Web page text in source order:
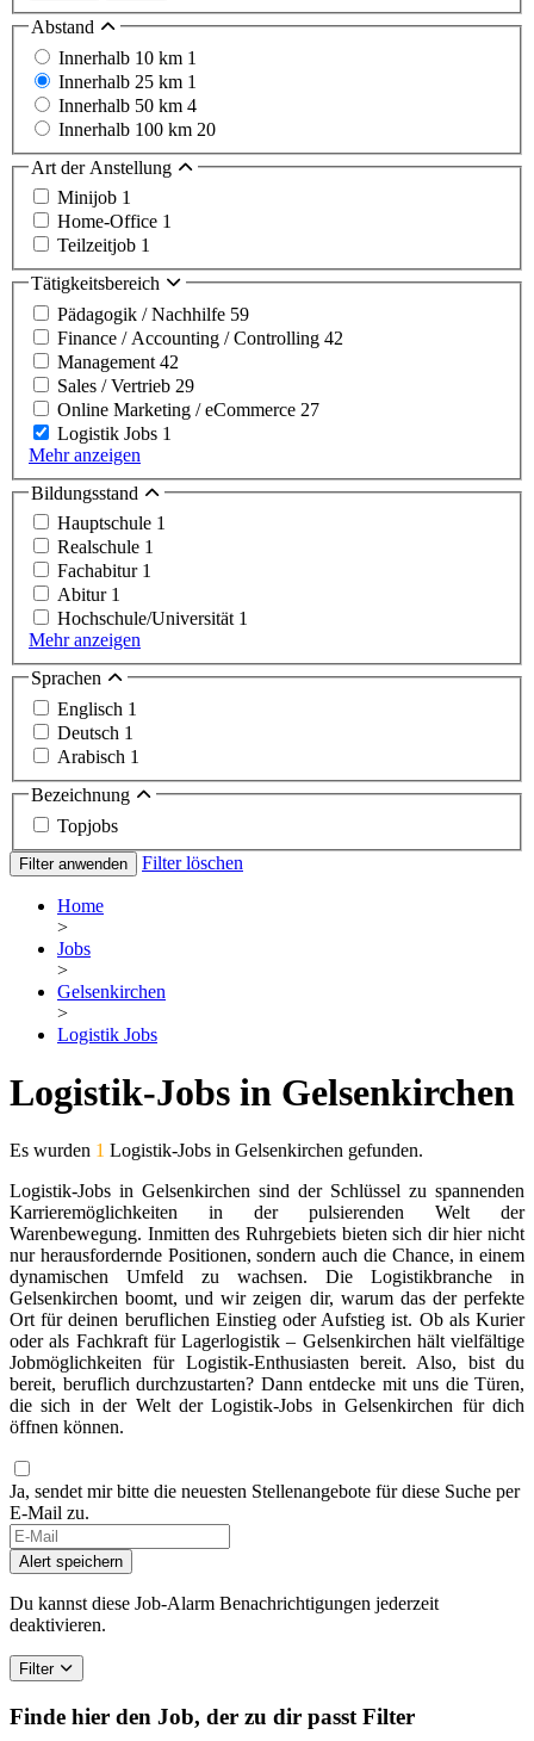
Abstand
Innerhalb 10 km 1
Innerhalb 25 km 1
Innerhalb 50 km 4
Innerhalb 100 km 20
Art der Anstellung
Minijob 1
Home-Office 1
Teilzeitjob 1
Tätigkeitsbereich
Pädagogik / Nachhilfe 59
Finance / Accounting / Controlling 42
Management 42
Sales / Vertrieb 29
Online Marketing / eCommerce 27
Logistik Jobs 1
Mehr anzeigen
Bildungsstand
Hauptschule 1
Realschule 1
Fachabitur 1
Abitur 1
Hochschule/Universität 1
Mehr anzeigen
Sprachen
Englisch 1
Deutsch 1
Arabisch 1
Bezeichnung
Topjobs
Filter anwenden Filter löschen
Home
>
Jobs
>
Gelsenkirchen
>
Logistik Jobs
Logistik-Jobs in Gelsenkirchen
Es wurden 1 Logistik-Jobs in Gelsenkirchen gefunden.
Logistik-Jobs in Gelsenkirchen sind der Schlüssel zu spannenden
Karrieremöglichkeiten in der pulsierenden Welt der
Warenbewegung. Inmitten des Ruhrgebiets bieten sich dir hier nicht
nur herausfordernde Positionen, sondern auch die Chance, in einem
dynamischen Umfeld zu wachsen. Die Logistikbranche in
Gelsenkirchen boomt, und wir zeigen dir, warum das der perfekte
Ort für deinen beruflichen Einstieg oder Aufstieg ist. Ob als Kurier
oder als Fachkraft für Lagerlogistik – Gelsenkirchen hält vielfältige
Jobmöglichkeiten für Logistik-Enthusiasten bereit. Also, bist du
bereit, beruflich durchzustarten? Dann entdecke mit uns die Türen,
die sich in der Welt der Logistik-Jobs in Gelsenkirchen für dich
öffnen können.
Ja, sendet mir bitte die neuesten Stellenangebote für diese Suche per
E-Mail zu.
Alert speichern
Du kannst diese Job-Alarm Benachrichtigungen jederzeit
deaktivieren.
Filter
Finde hier den Job, der zu dir passt Filter